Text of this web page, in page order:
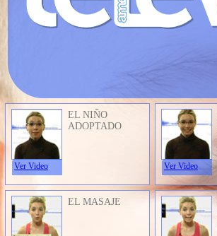
Ver Video
EL NIÑO
ADOPTADO
Ver Video
EL MASAJE